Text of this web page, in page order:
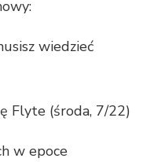
wiedzieć
Flyte (środa, 7/22)
w epoce